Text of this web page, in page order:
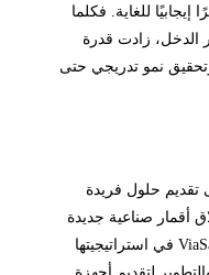
للغاية. فكلما
زادت قدرة
نمو تدريجي حتى
حلول فريدة
أقمار صناعية جديدة
أو تحسين أداء الشبكات. تعتمد ViaSat Inc في استراتيجيتها